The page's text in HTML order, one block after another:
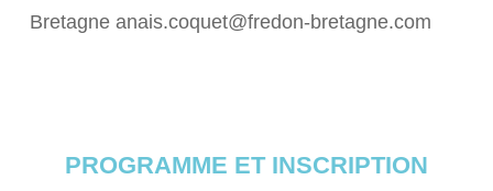
Bretagne anais.coquet@fredon-bretagne.com
PROGRAMME ET INSCRIPTION